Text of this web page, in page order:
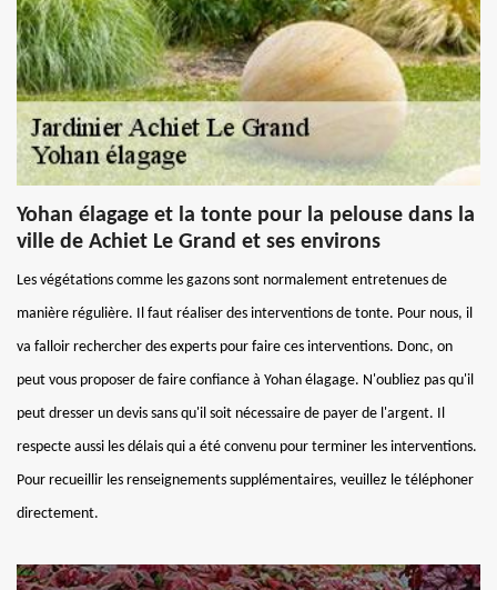
Yohan élagage et la tonte pour la pelouse dans la
ville de Achiet Le Grand et ses environs
Les végétations comme les gazons sont normalement entretenues de
manière régulière. Il faut réaliser des interventions de tonte. Pour nous, il
va falloir rechercher des experts pour faire ces interventions. Donc, on
peut vous proposer de faire confiance à Yohan élagage. N'oubliez pas qu'il
peut dresser un devis sans qu'il soit nécessaire de payer de l'argent. Il
respecte aussi les délais qui a été convenu pour terminer les interventions.
Pour recueillir les renseignements supplémentaires, veuillez le téléphoner
directement.